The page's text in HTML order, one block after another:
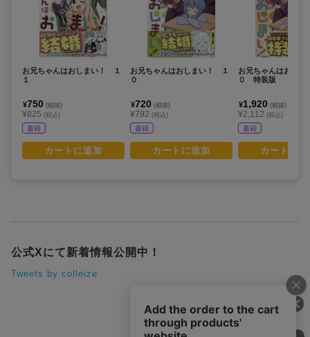
お兄ちゃんはおしまい！ １
１
¥750 (税抜)
¥825 (税込)
書籍
カートに追加
お兄ちゃんはおしまい！ １
０
¥720 (税抜)
¥792 (税込)
書籍
カートに追加
お兄ちゃんはおし
０ 特装版
¥1,920 (税抜)
¥2,112 (税込)
書籍
カートに
公式Xにて新着情報公開中！
Tweets by colleize